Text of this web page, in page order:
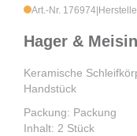
Art.-Nr. 176974
Hager &
Keramische
Handstück
Packung: Packung
Inhalt: 2 Stück